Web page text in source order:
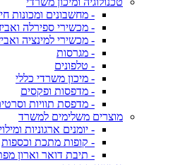
- מחשבונים ומכונות
- מכשירי ספירלה
- מכשירי למינציה
- מגרסות
- טלפונים
- מיכון משרדי כללי
- מדפסות ופקסים
- מדפסת תוויות
מוצרים משלימים למשרד
- יומנים ארגוניות
- קופות מתכת וכספות
- תיבת דואר וארון